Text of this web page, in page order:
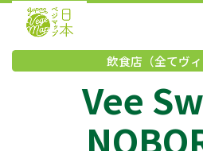
飲食店（全て
Vee